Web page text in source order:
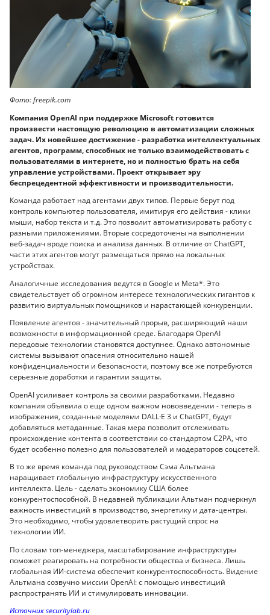
Фото: freepik.com
Компания OpenAI при поддержке Microsoft готовится
произвести настоящую революцию в автоматизации сложных
задач. Их новейшее достижение - разработка интеллектуальных
агентов, программ, способных не только взаимодействовать с
пользователями в интернете, но и полностью брать на себя
управление устройствами. Проект открывает эру
беспрецедентной эффективности и производительности.
Команда работает над агентами двух типов. Первые берут под
контроль компьютер пользователя, имитируя его действия - клики
мыши, набор текста и т.д. Это позволит автоматизировать работу с
разными приложениями. Вторые сосредоточены на выполнении
веб-задач вроде поиска и анализа данных. В отличие от ChatGPT,
части этих агентов могут размещаться прямо на локальных
устройствах.
Аналогичные исследования ведутся в Google и Meta*. Это
свидетельствует об огромном интересе технологических гигантов к
развитию виртуальных помощников и нарастающей конкуренции.
Появление агентов - значительный прорыв, расширяющий наши
возможности в информационной среде. Благодаря OpenAI
передовые технологии становятся доступнее. Однако автономные
системы вызывают опасения относительно нашей
конфиденциальности и безопасности, поэтому все же потребуются
серьезные доработки и гарантии защиты.
OpenAI усиливает контроль за своими разработками. Недавно
компания объявила о еще одном важном нововведении - теперь в
изображения, созданные моделями DALL·E 3 и ChatGPT, будут
добавляться метаданные. Такая мера позволит отслеживать
происхождение контента в соответствии со стандартом C2PA, что
будет особенно полезно для пользователей и модераторов соцсетей.
В то же время команда под руководством Сэма Альтмана
наращивает глобальную инфраструктуру искусственного
интеллекта. Цель - сделать экономику США более
конкурентоспособной. В недавней публикации Альтман подчеркнул
важность инвестиций в производство, энергетику и дата-центры.
Это необходимо, чтобы удовлетворить растущий спрос на
технологии ИИ.
По словам топ-менеджера, масштабирование инфраструктуры
поможет реагировать на потребности общества и бизнеса. Лишь
глобальная ИИ-система обеспечит конкурентоспособность. Видение
Альтмана созвучно миссии OpenAI: с помощью инвестиций
распространять ИИ и стимулировать инновации.
Источник securitylab.ru